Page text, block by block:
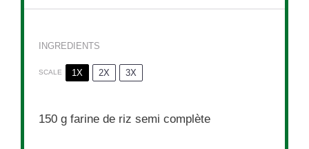
INGREDIENTS
SCALE 1X 2X 3X
150 g farine de riz semi complète